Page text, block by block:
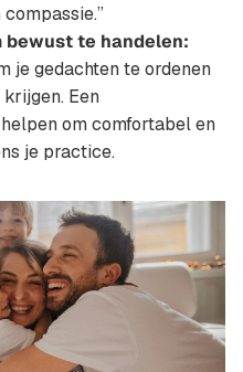
te handelen:
je gedachten te ordenen
Een
om comfortabel en
je practice.